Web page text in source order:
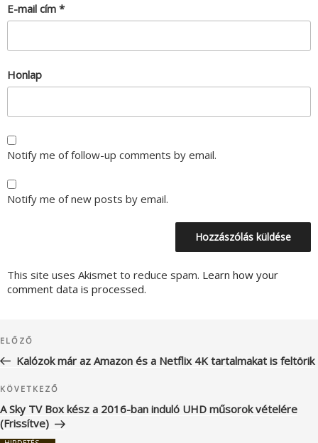
E-mail cím *
Honlap
Notify me of follow-up comments by email.
Notify me of new posts by email.
This site uses Akismet to reduce spam. Learn how your
comment data is processed.
navigáció
Korábbi
bejegyzés
ELŐZŐ
Kalózok már az Amazon és a Netflix 4K tartalmakat is feltörik
Következő
bejegyzés
KÖVETKEZŐ
A Sky TV Box kész a 2016-ban induló UHD műsorok vételére
(Frissítve)